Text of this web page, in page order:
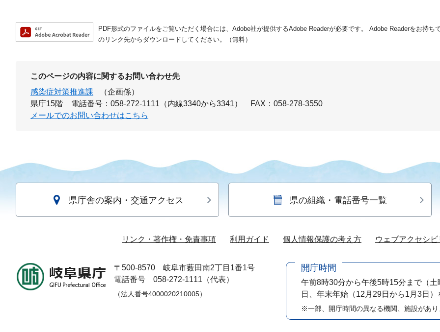
PDF形式のファイルをご覧いただく場合には、Adobe社が提供するAdobe Readerが必要です。
Adobe Readerをお持ち
のリンク先からダウンロードしてください。（無料）
このページの内容に関するお問い合わせ先
感染症対策推進課
（企画係）
県庁15階
電話番号：058-272-1111（内線3340から3341）
FAX：058-278-3550
メールでのお問い合わせはこちら
県庁舎の案内・交通アクセス 県の組織・電話番号一覧
リンク・著作権・免責事項 利用ガイド 個人情報保護の考え方 ウェブアクセシ
〒500-8570
岐阜市薮田南2丁目1番1号
電話番号 058-272-1111（代表）
（法人番号4000020210005）
開庁時間
午前8時30分から午後5時15分まで （
日、年末年始（12月29日から1月3日）
※一部、開庁時間の異なる機関、施設があり